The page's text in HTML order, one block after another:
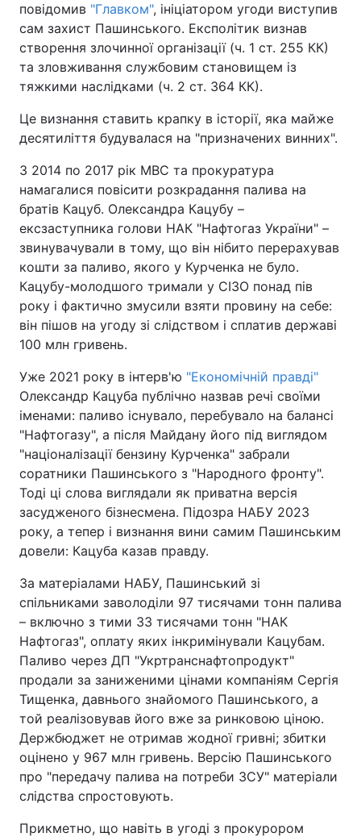
повідомив "Главком", ініціатором угоди виступив
сам захист Пашинського. Експолітик визнав
створення злочинної організації (ч. 1 ст. 255 КК)
та зловживання службовим становищем із
тяжкими наслідками (ч. 2 ст. 364 КК).
Це визнання ставить крапку в історії, яка майже
десятиліття будувалася на "призначених винних".
З 2014 по 2017 рік МВС та прокуратура
намагалися повісити розкрадання палива на
братів Кацуб. Олександра Кацубу –
ексзаступника голови НАК "Нафтогаз України" –
звинувачували в тому, що він нібито перерахував
кошти за паливо, якого у Курченка не було.
Кацубу-молодшого тримали у СІЗО понад пів
року і фактично змусили взяти провину на себе:
він пішов на угоду зі слідством і сплатив державі
100 млн гривень.
Уже 2021 року в інтерв'ю "Економічній правді"
Олександр Кацуба публічно назвав речі своїми
іменами: паливо існувало, перебувало на балансі
"Нафтогазу", а після Майдану його під виглядом
"націоналізації бензину Курченка" забрали
соратники Пашинського з "Народного фронту".
Тоді ці слова виглядали як приватна версія
засудженого бізнесмена. Підозра НАБУ 2023
року, а тепер і визнання вини самим Пашинським
довели: Кацуба казав правду.
За матеріалами НАБУ, Пашинський зі
спільниками заволоділи 97 тисячами тонн палива
– включно з тими 33 тисячами тонн "НАК
Нафтогаз", оплату яких інкримінували Кацубам.
Паливо через ДП "Укртранснафтопродукт"
продали за заниженими цінами компаніям Сергія
Тищенка, давнього знайомого Пашинського, а
той реалізовував його вже за ринковою ціною.
Держбюджет не отримав жодної гривні; збитки
оцінено у 967 млн гривень. Версію Пашинського
про "передачу палива на потреби ЗСУ" матеріали
слідства спростовують.
Прикметно, що навіть в угоді з прокурором